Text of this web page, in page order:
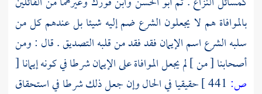
بالموافاة هم لا يجعلون الشرع ضم إليه شيئا بل عندهم كل من
سلبه الشرع اسم الإيمان فقد فقد من قلبه التصديق . قال : ومن
أصحابنا [ من ] لم يجعل الموافاة على الإيمان شرطا في كونه إيمانا[
ص:
حقيقيا في الحال وإن جعل ذلك شرطا في استحقاق